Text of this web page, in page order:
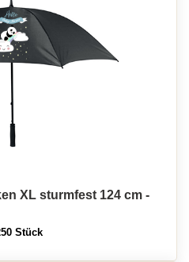
XL sturmfest 124 cm -
Stück